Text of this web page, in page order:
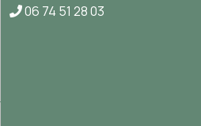
06 74 51 28 03